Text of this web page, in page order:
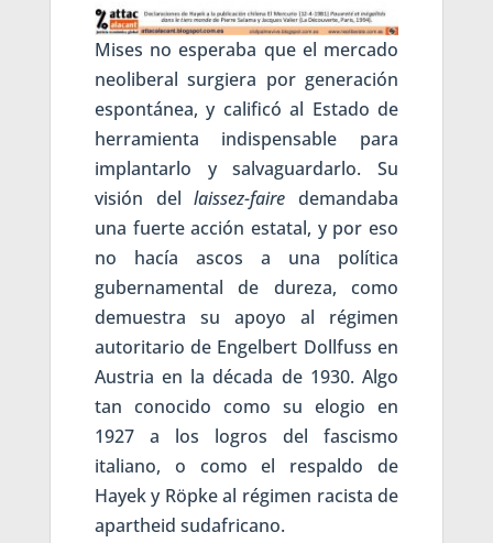
Mises no esperaba que el mercado
neoliberal surgiera por generación
espontánea, y calificó al Estado de
herramienta indispensable para
implantarlo y salvaguardarlo. Su
visión dellaissez-faire demandaba
una fuerte acción estatal, y por eso
no hacía ascos a una política
gubernamental de dureza, como
demuestra su apoyo al régimen
autoritario de Engelbert Dollfuss en
Austria en la década de 1930. Algo
tan conocido como su elogio en
1927 a los logros del fascismo
italiano, o como el respaldo de
Hayek y Röpke al régimen racista de
apartheid sudafricano.